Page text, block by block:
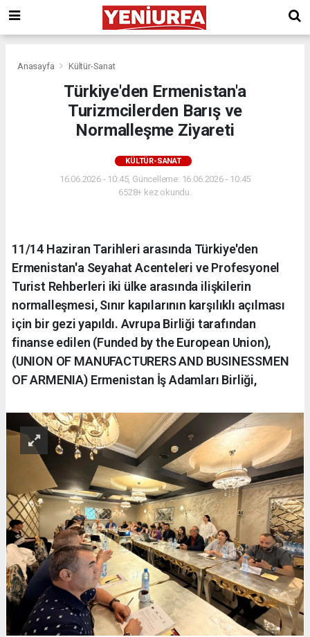
Anasayfa Kültür-Sanat
Türkiye'den Ermenistan'a
Turizmcilerden Barış ve
Normalleşme Ziyareti
KÜLTÜR-SANAT
16.06.2026 - 10:45, Güncelleme: 16.06.2026 - 10:45
6528+ kez okundu.
11/14 Haziran Tarihleri arasında Türkiye'den
Ermenistan'a Seyahat Acenteleri ve Profesyonel
Turist Rehberleri iki ülke arasında ilişkilerin
normalleşmesi, Sınır kapılarının karşılıklı açılması
için bir gezi yapıldı. Avrupa Birliği tarafından
finanse edilen (Funded by the European Union),
(UNION OF MANUFACTURERS AND BUSINESSMEN
OF ARMENIA) Ermenistan İş Adamları Birliği,